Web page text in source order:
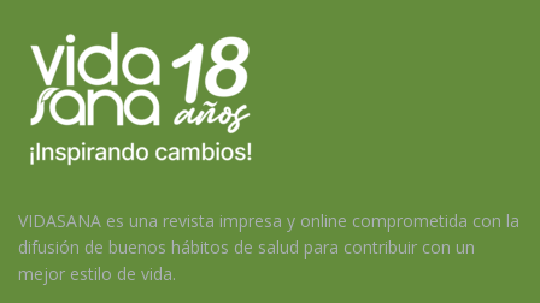
VIDASANA es una revista impresa y online comprometida con la
difusión de buenos hábitos de salud para contribuir con un
mejor estilo de vida.